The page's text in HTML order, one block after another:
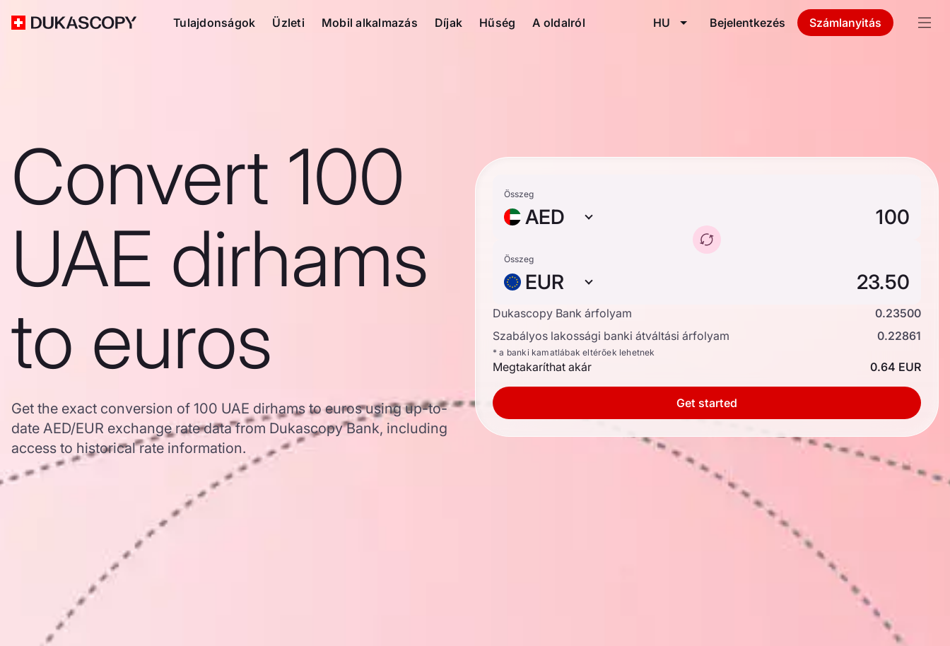
Tulajdonságok Üzleti Mobil alkalmazás Díjak Hűség A oldalról HU Bejelentkezés Számlanyitás
Convert 100
UAE dirhams
to euros
Get the exact conversion of 100 UAE dirhams to euros using up-to-
date AED/EUR exchange rate data from Dukascopy Bank, including
access to historical rate information.
Összeg
AED
Összeg
EUR
Dukascopy Bank árfolyam
0.23500
Szabályos lakossági banki átváltási árfolyam
0.22861
* a banki kamatlábak eltérőek lehetnek
Megtakaríthat akár 0.64 EUR
Get started